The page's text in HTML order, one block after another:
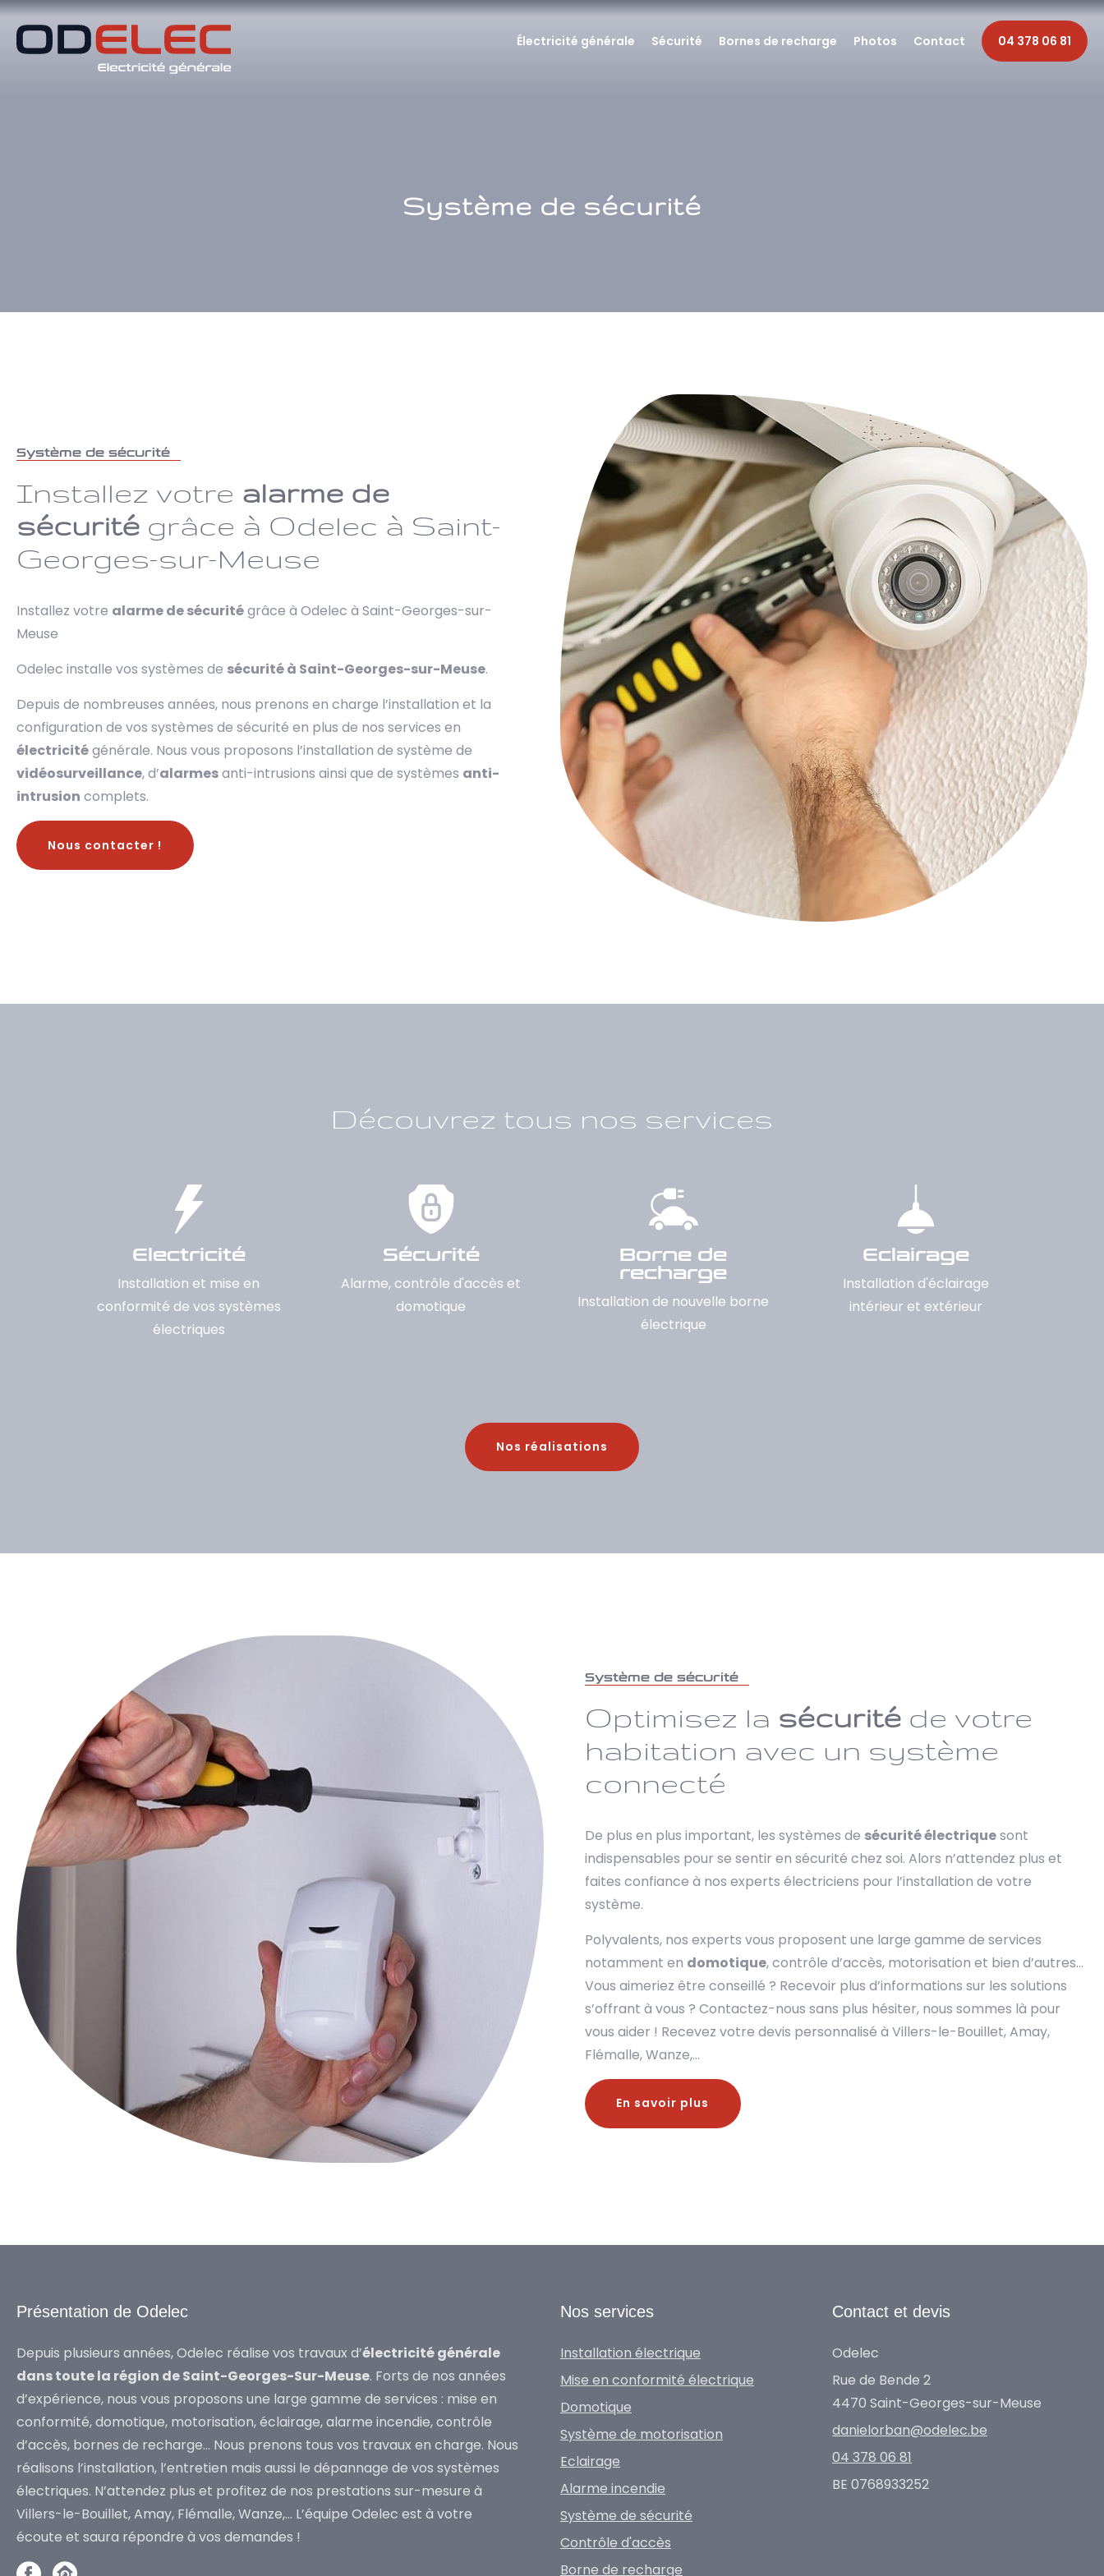
Électricité générale Sécurité Bornes de recharge Photos Contact 04 378 06 81
Système de sécurité
Système de sécurité
Installez votre alarme de
sécurité grâce à Odelec à Saint-
Georges-sur-Meuse
Installez votre alarme de sécuritégrâce à Odelec à Saint-Georges-sur-
Meuse
Odelec installe vos systèmes de sécurité à Saint-Georges-sur-Meuse.
Depuis de nombreuses années, nous prenons en charge l’installation et la
configuration de vos systèmes de sécurité en plus de nos services en
électricitégénérale. Nous vous proposons l’installation de système de
vidéosurveillance, d’alarmesanti-intrusions ainsi que de systèmes anti-
intrusion complets.
Nous contacter !
Découvrez tous nos services
Electricité
Installation et mise en
conformité de vos systèmes
électriques
Sécurité
Alarme, contrôle d'accès et
domotique
Borne de
recharge
Installation de nouvelle borne
électrique
Eclairage
Installation d'éclairage
intérieur et extérieur
Nos réalisations
Système de sécurité
Optimisez la sécurité de votre
habitation avec un système
connecté
De plus en plus important, les systèmes de sécurité électriquesont
indispensables pour se sentir en sécurité chez soi. Alors n’attendez plus et
faites confiance à nos experts électriciens pour l’installation de votre
système.
Polyvalents, nos experts vous proposent une large gamme de services
notamment en domotique, contrôle d’accès, motorisation et bien d’autres…
Vous aimeriez être conseillé ? Recevoir plus d’informations sur les solutions
s’offrant à vous ? Contactez-nous sans plus hésiter, nous sommes là pour
vous aider ! Recevez votre devis personnalisé à Villers-le-Bouillet, Amay,
Flémalle, Wanze,…
En savoir plus
Présentation de Odelec
Depuis plusieurs années, Odelec réalise vos travaux d’électricité générale
dans toute la région de Saint-Georges-Sur-Meuse. Forts de nos années
d’expérience, nous vous proposons une large gamme de services : mise en
conformité, domotique, motorisation, éclairage, alarme incendie, contrôle
d’accès, bornes de recharge… Nous prenons tous vos travaux en charge. Nous
réalisons l’installation, l’entretien mais aussi le dépannage de vos systèmes
électriques. N’attendez plus et profitez de nos prestations sur-mesure à
Villers-le-Bouillet, Amay, Flémalle, Wanze,… L’équipe Odelec est à votre
écoute et saura répondre à vos demandes !
Nos services
Installation électrique
Mise en conformité électrique
Domotique
Système de motorisation
Eclairage
Alarme incendie
Système de sécurité
Contrôle d'accès
Borne de recharge
Contact et devis
Odelec
Rue de Bende 2
4470 Saint-Georges-sur-Meuse
danielorban@odelec.be
04 378 06 81
BE 0768933252